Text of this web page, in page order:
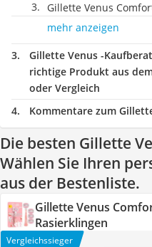
Gillette Venus
mehr anzeigen
Gillette Venus -
richtige Produkt aus
oder Vergleich
Kommentare zum
Die besten Gillette
Wählen Sie Ihren
aus der Bestenliste.
Gillette Venus
Rasierklingen
Vergleichssieger